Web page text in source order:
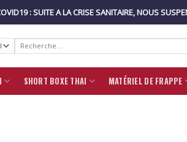
: SUITE A LA CRISE SANITAIRE, NOUS
Recherche
pour :
SHORT BOXE THAI MATÉRIEL DE FRAPPE